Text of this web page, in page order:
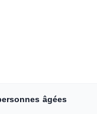
âgées